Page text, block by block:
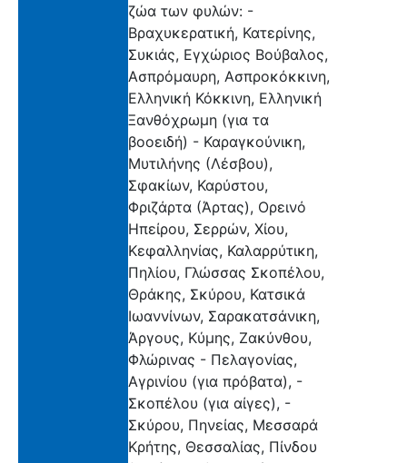
ζώα των φυλών: -
Βραχυκερατική, Κατερίνης,
Συκιάς, Εγχώριος Βούβαλος,
Ασπρόμαυρη, Ασπροκόκκινη,
Ελληνική Κόκκινη, Ελληνική
Ξανθόχρωμη (για τα
βοοειδή) - Καραγκούνικη,
Μυτιλήνης (Λέσβου),
Σφακίων, Καρύστου,
Φριζάρτα (Άρτας), Ορεινό
Ηπείρου, Σερρών, Χίου,
Κεφαλληνίας, Καλαρρύτικη,
Πηλίου, Γλώσσας Σκοπέλου,
Θράκης, Σκύρου, Κατσικά
Ιωαννίνων, Σαρακατσάνικη,
Άργους, Κύμης, Ζακύνθου,
Φλώρινας - Πελαγονίας,
Αγρινίου (για πρόβατα), -
Σκοπέλου (για αίγες), -
Σκύρου, Πηνείας, Μεσσαρά
Κρήτης, Θεσσαλίας, Πίνδου